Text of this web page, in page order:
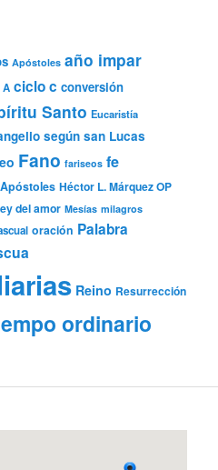
Apóstoles año impar
A ciclo c conversión
Santo Eucaristía
según san Lucas
Fano fariseos fe
Héctor L. Márquez OP
del amor Mesías milagros
oración Palabra
Reino Resurrección
ordinario